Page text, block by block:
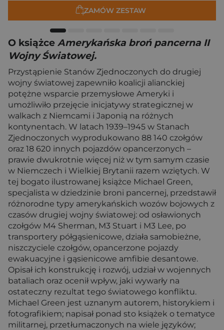
ZAMÓW ZESTAW
O książce Amerykańska broń pancerna II
Wojny Światowej.
Przystąpienie Stanów Zjednoczonych do drugiej
wojny światowej zapewniło koalicji alianckiej
potężne wsparcie przemysłowe Ameryki i
umożliwiło przejęcie inicjatywy strategicznej w
walkach z Niemcami i Japonią na różnych
kontynentach. W latach 1939–1945 w Stanach
Zjednoczonych wyprodukowano 88 140 czołgów
oraz 18 620 innych pojazdów opancerzonych –
prawie dwukrotnie więcej niż w tym samym czasie
w Niemczech i Wielkiej Brytanii razem wziętych. W
tej bogato ilustrowanej książce Michael Green,
specjalista w dziedzinie broni pancernej, przedstawił
różnorodne typy amerykańskich wozów bojowych z
czasów drugiej wojny światowej: od osławionych
czołgów M4 Sherman, M3 Stuart i M3 Lee, po
transportery półgąsienicowe, działa samobieżne,
niszczyciele czołgów, opancerzone pojazdy
ewakuacyjne i gąsienicowe amfibie desantowe.
Opisał ich konstrukcję i rozwój, udział w wojennych
bataliach oraz ocenił wpływ, jaki wywarły na
ostateczny rezultat tego światowego konfliktu.
Michael Green jest uznanym autorem, historykiem i
fotografikiem; napisał ponad sto książek o tematyce
militarnej, przetłumaczonych na wiele języków;